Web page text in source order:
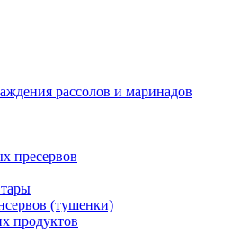
рассолов и маринадов
пресервов
(тушенки)
продуктов